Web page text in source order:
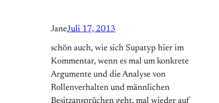
JaneJuli 17, 2013
schön auch, wie sich Supatyp hier im
Kommentar, wenn es mal um konkrete
Argumente und die Analyse von
Rollenverhalten und männlichen
Besitzansprüchen geht, mal wieder auf